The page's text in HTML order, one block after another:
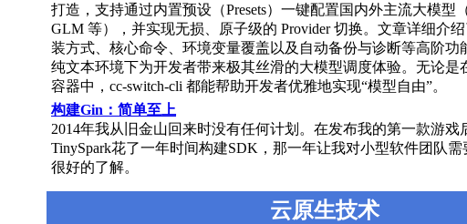
打造，支持通过内置预设（Presets）一键配置国内外主流大模型
GLM 等），并实现无损、原子级的 Provider 切换。文章详细介绍
装方式、核心命令、环境变量覆盖以及自动备份与诊断等高阶功
纯文本环境下为开发者带来极其丝滑的大模型调度体验。无论是
容器中，cc-switch-cli 都能帮助开发者优雅地实现“模型自由”。
构建Gin：简单至上
2014年我从旧金山回来时没有任何计划。在发布我的第一款游戏
TinySpark花了一年时间构建SDK，那一年让我对小型软件团队
很好的了解。
云原生技术